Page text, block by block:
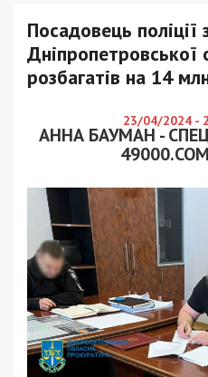
Посадовець поліції
Дніпропетровської
розбагатів на 14
23/04/2024 -
АННА БАУМАН -